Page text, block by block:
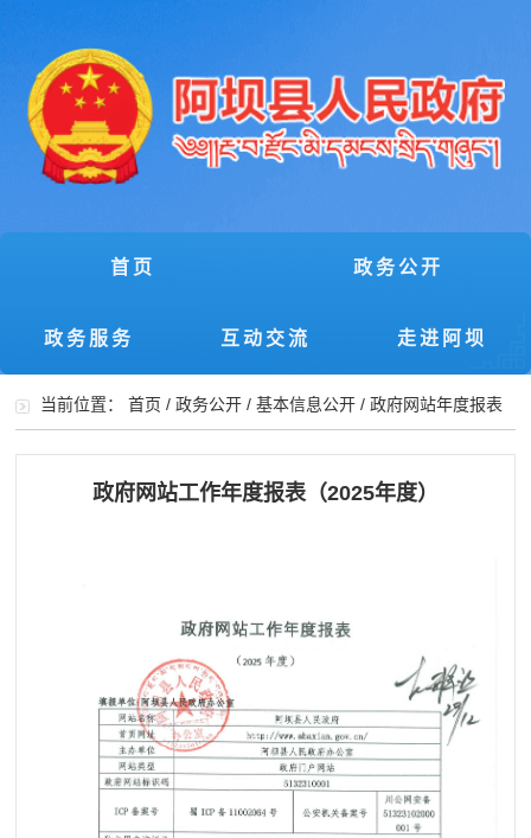
首页 政务公开
政务服务 互动交流 走进阿坝
当前位置：首页 /政务公开 /基本信息公开 /政府网站年度报表
政府网站工作年度报表（2025年度）